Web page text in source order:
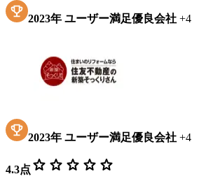
2023年 ユーザー満足優良会社 +4
2023年 ユーザー満足優良会社 +4
4.3点 star star star star star